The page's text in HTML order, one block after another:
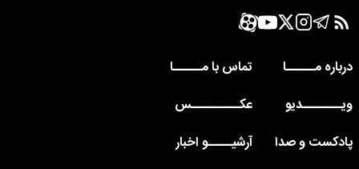
درباره مــــــا
تماس با مــــــا
ویــــــــدیو
عکــــــــــس
پادکست و صدا
آرشیـــــو اخبار